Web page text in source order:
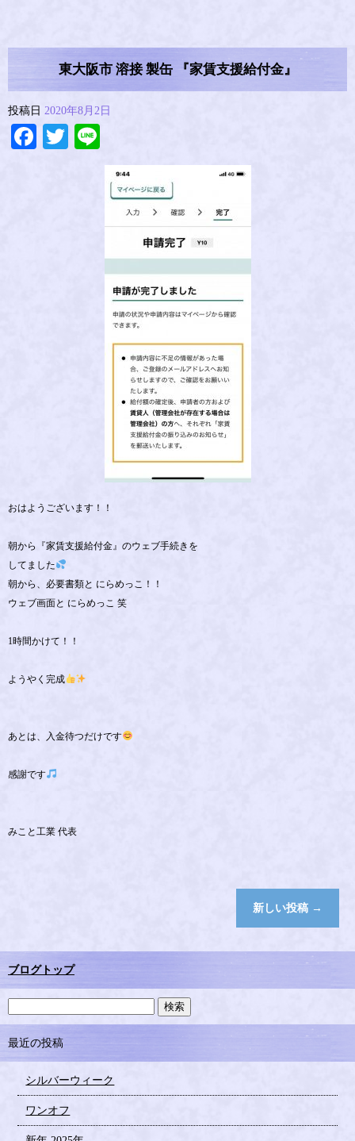
東大阪市 溶接 製缶 『家賃支援給付金』
投稿日 2020年8月2日
Facebook
Twitter
おはようございます！！
朝から『家賃支援給付金』のウェブ手続きを
してました
朝から、必要書類と にらめっこ！！
ウェブ画面と にらめっこ 笑
1時間かけて！！
ようやく完成
あとは、入金待つだけです
感謝です
みこと工業 代表
新しい投稿 →
ブログトップ
最近の投稿
シルバーウィーク
ワンオフ